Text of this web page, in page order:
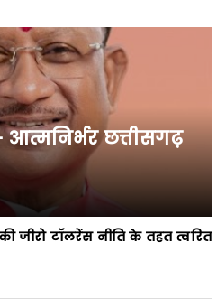
छत्तीसगढ़
जीरो टॉलरेंस नीति के तहत त्वरित